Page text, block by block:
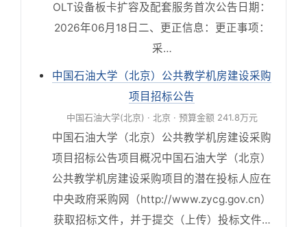
OLT设备板卡扩容及配套服务首次公告日期：
2026年06月18日二、更正信息：更正事项：
采…
中国石油大学（北京）公共教学机房建设采购
项目招标公告
中国石油大学(北京) · 北京 · 预算金额 241.8万元
中国石油大学（北京）公共教学机房建设采购
项目招标公告项目概况中国石油大学（北京）
公共教学机房建设采购项目的潜在投标人应在
中央政府采购网（http://www.zycg.gov.cn）
获取招标文件，并于提交（上传）投标文件…